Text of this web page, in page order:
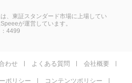
、東証スタンダード市場に上場してい
が運営しています。
4499
わせ よくある質問 会社概要
ポリシー コンテンツポリシー